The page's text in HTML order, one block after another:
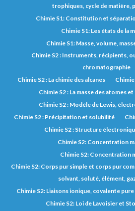
trophiques, cycle de matière,
Chimie S1: Constitution et
Chimie S1: Les états de la
Chimie S1: Masse, volume,
Chimie S2 : Instruments, récipients,
chromatographie
Chimie S2 : La chimie des alcanes
Chimie
Chimie S2 : La masse des atomes
Chimie S2 : Modèle de Lewis,
Chimie S2 : Précipitation et solubilité
Chimie S2 : Structure
Chimie S2: Concentration
Chimie S2: Concentration
Chimie S2: Corps pur simple et corps pur
solvant, soluté, élément,
Chimie S2: Liaisons ionique, covalente
Chimie S2: Loi de Lavoisier et